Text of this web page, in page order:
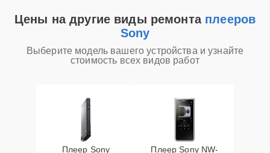
Цены на другие виды ремонта плееров
Sony
Выберите модель вашего устройства и узнайте
стоимость всех видов работ
Плеер Sony Плеер Sony NW-